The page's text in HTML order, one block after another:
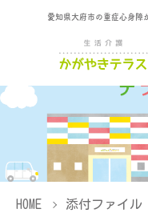
愛知県大府市の重症心身障
HOME 添付ファイル